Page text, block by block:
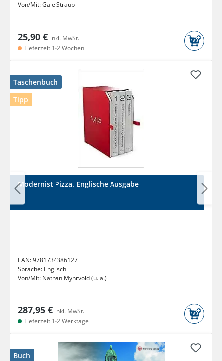
Von/Mit:Gale Straub
25,90 € inkl. MwSt.
Lieferzeit 1-2 Wochen
Taschenbuch
Tipp
Modernist Pizza. Englische Ausgabe
EAN:9781734386127
Sprache: Englisch
Von/Mit: Nathan Myhrvold (u. a.)
287,95 € inkl. MwSt.
Lieferzeit 1-2 Werktage
Buch